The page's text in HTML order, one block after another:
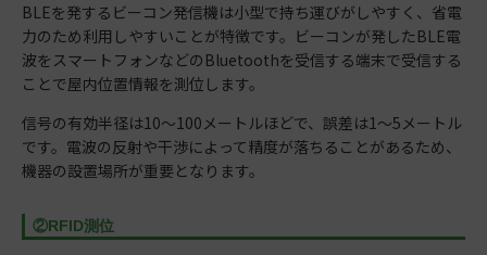
BLEを発するビーコン発信機は小型で持ち運びがしやすく、省電
力のため利用しやすいことが特徴です。ビーコンが発したBLE電
波をスマートフォンなどのBluetoothを受信する端末で受信する
ことで屋内位置情報を測位します。
信号の有効半径は10〜100メートルほどで、誤差は1〜5メートル
です。電波の反射や干渉によって精度が落ちることがあるため、
機器の設置場所が重要となります。
②RFID測位